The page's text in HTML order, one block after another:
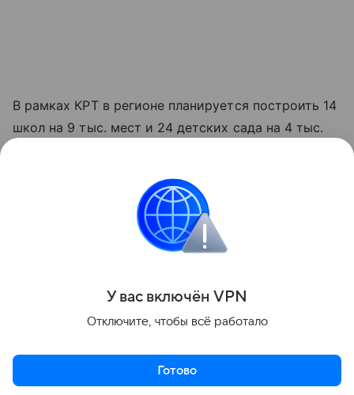
В рамках КРТ в регионе планируется построить 14
школ на 9 тыс. мест и 24 детских сада на 4 тыс.
разрешение на строительство.
Поделиться
Актуальное Топ дня Видео
У вас включён VPN
Отключите, чтобы всё работало
Готово